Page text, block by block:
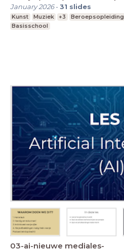
January 2026-31 slides
Kunst Muziek +3 Beroepsopleiding
Basisschool
03-ai-nieuwe mediales-